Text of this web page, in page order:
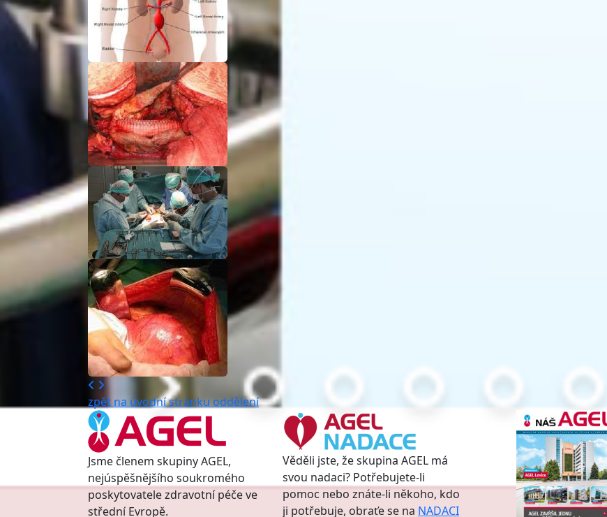
zpět na úvodní stránku oddělení
Jsme členem skupiny AGEL,
nejúspěšnějšího soukromého
poskytovatele zdravotní péče ve
střední Evropě.
Věděli jste, že skupina AGEL má
svou nadaci? Potřebujete-li
pomoc nebo znáte-li někoho, kdo
ji potřebuje, obraťe se na NADACI